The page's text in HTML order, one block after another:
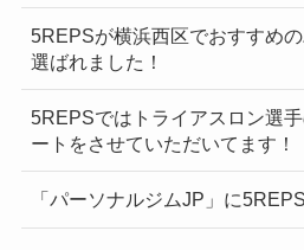
5REPSが横浜西区でおすすめ
選ばれました！
5REPSではトライアスロン選
ートをさせていただいてます！
「パーソナルジムJP」に